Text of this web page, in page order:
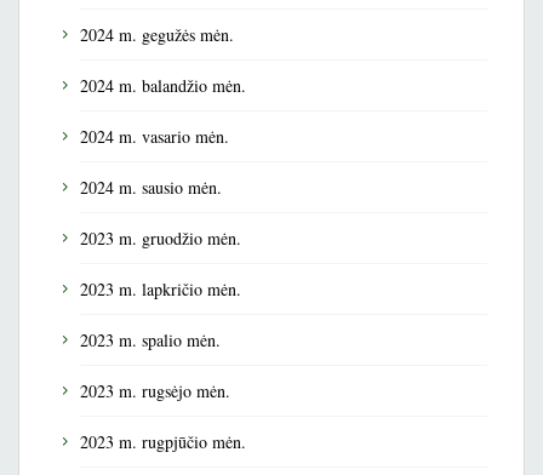
2024 m. gegužės mėn.
2024 m. balandžio mėn.
2024 m. vasario mėn.
2024 m. sausio mėn.
2023 m. gruodžio mėn.
2023 m. lapkričio mėn.
2023 m. spalio mėn.
2023 m. rugsėjo mėn.
2023 m. rugpjūčio mėn.